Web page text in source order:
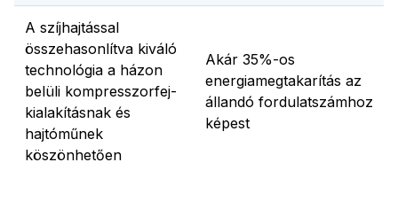
A szíjhajtással
összehasonlítva kiváló
technológia a házon
belüli kompresszorfej-
kialakításnak és
hajtóműnek
köszönhetően
Akár 35%-os
energiamegtakarítás az
állandó fordulatszámhoz
képest